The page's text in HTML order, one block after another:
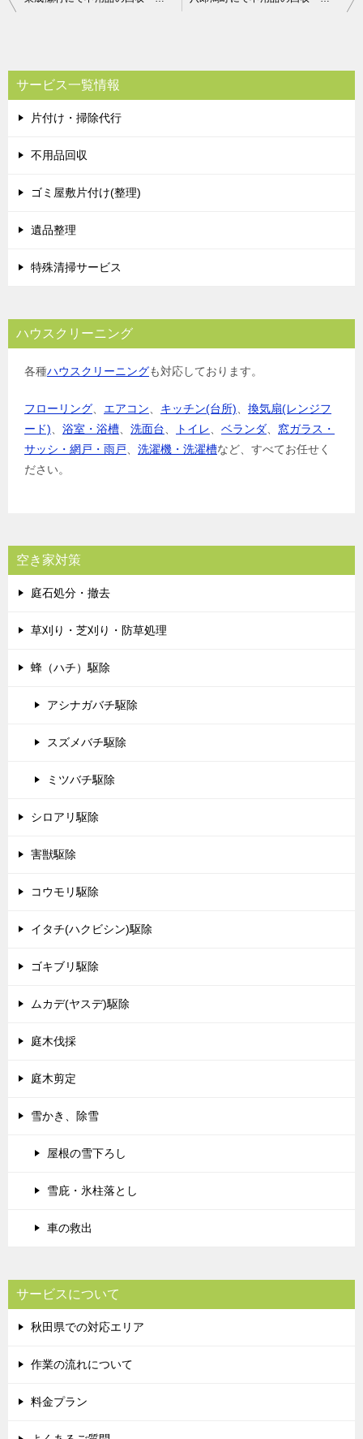
ビ
ゲ
ー
シ
サービス一覧情報
片付け・掃除代行
不用品回収
ゴミ屋敷片付け(整理)
遺品整理
特殊清掃サービス
ハウスクリーニング
各種ハウスクリーニングも対応しております。
フローリング、 エアコン、 キッチン(台所)、 換気扇(レンジフ
ード)、 浴室・浴槽、 洗面台、 トイレ、 ベランダ、 窓ガラス・
サッシ・網戸・雨戸、 洗濯機・洗濯槽など、すべてお任せく
ださい。
空き家対策
庭石処分・撤去
草刈り・芝刈り・防草処理
蜂（ハチ）駆除
アシナガバチ駆除
スズメバチ駆除
ミツバチ駆除
シロアリ駆除
害獣駆除
コウモリ駆除
イタチ(ハクビシン)駆除
ゴキブリ駆除
ムカデ(ヤスデ)駆除
庭木伐採
庭木剪定
雪かき、除雪
屋根の雪下ろし
雪庇・氷柱落とし
車の救出
サービスについて
秋田県での対応エリア
作業の流れについて
料金プラン